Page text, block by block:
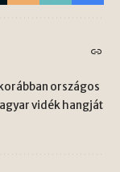
országos
vidék hangját